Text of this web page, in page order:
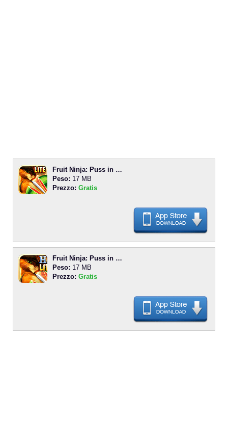
Fruit Ninja: Puss in …
Peso: 17 MB
Prezzo: Gratis
Fruit Ninja: Puss in …
Peso: 17 MB
Prezzo: Gratis